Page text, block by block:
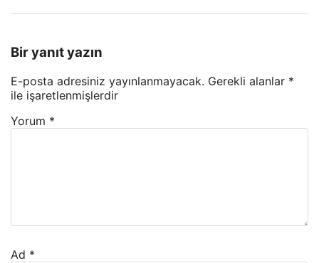
Bir yanıt yazın
E-posta adresiniz yayınlanmayacak. Gerekli alanlar *
ile işaretlenmişlerdir
Yorum *
Ad *